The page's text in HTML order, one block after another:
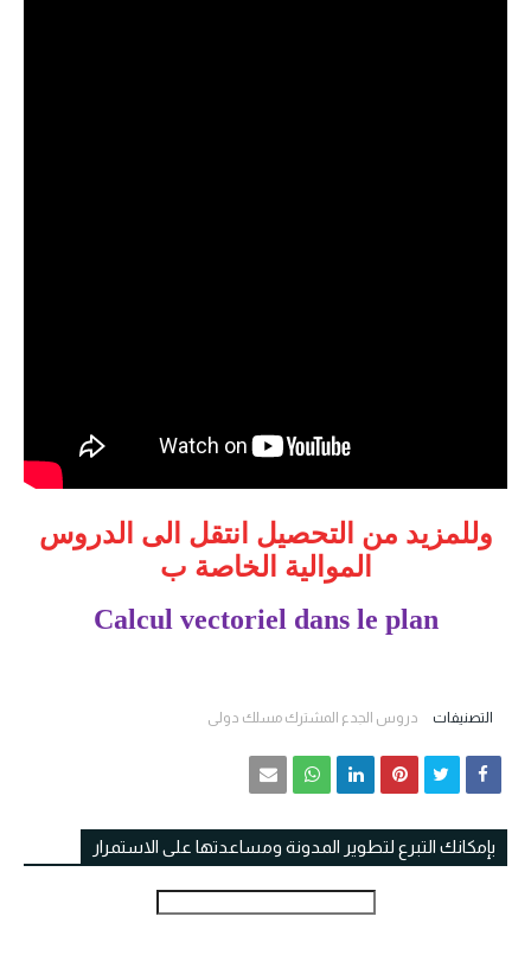
وللمزيد من التحصيل انتقل الى الدروس
الموالية الخاصة ب
Calcul vectoriel dans le plan
التصنيفات دروس الجدع المشترك مسلك دولي
بإمكانك التبرع لتطوير المدونة ومساعدتها على الاستمرار